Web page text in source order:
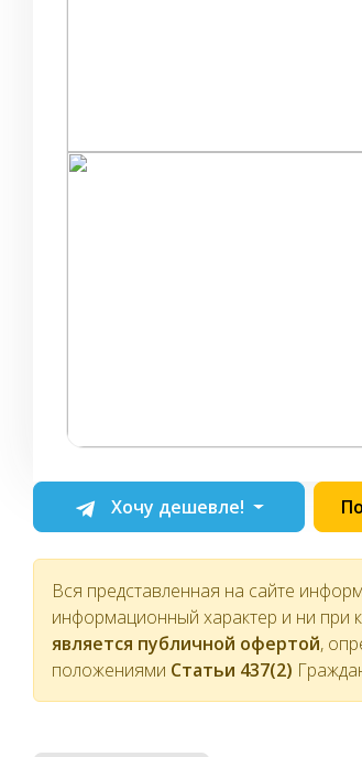
Хочу дешевле!
Вся представленная на сайте
информационный характер и ни при
является публичной офертой,
положениями Статьи 437(2)